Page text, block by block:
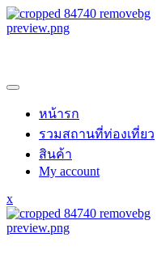
Skip
to
หน้ารก
รวมสถานที่ท่องเที่ยว
สินค้า
My account
xClose
Menu